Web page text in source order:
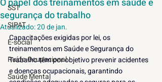
SST
SIPAT
E-social
Ruído Ocupacional
Saúde Mental
O papel dos treinamentos em saúde e
segurança do trabalho
Atualizado:20 de jan.
Capacitações exigidas por lei, os
treinamentos em Saúde e Segurança do
Trabalho têm por objetivo prevenir acidentes
e doenças ocupacionais, garantindo